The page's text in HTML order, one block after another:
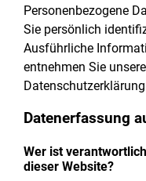
Personenbezogene
Sie persönlich
Ausführliche
entnehmen Sie
Datenerfassung
Wer ist
dieser Website?